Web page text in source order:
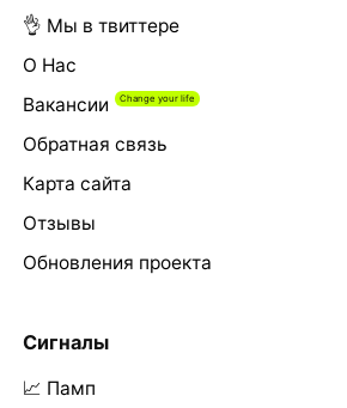
👌 Мы в твиттере
О Нас
Вакансии
Обратная связь
Карта сайта
Отзывы
Обновления проекта
Сигналы
📈 Памп